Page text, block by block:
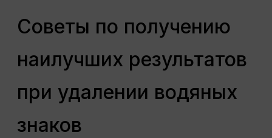
Советы по получению
наилучших результатов
при удалении водяных
знаков